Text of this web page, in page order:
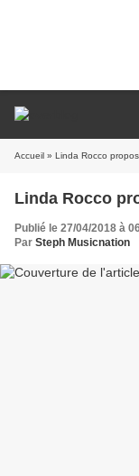
Accueil » Linda Rocco
Linda Rocco
Publié le 27/04/2018 à
Par Steph Musicnation